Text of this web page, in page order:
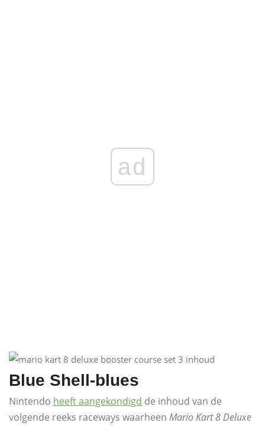
ad
Blue Shell-blues
Nintendo heeft aangekondigd de inhoud van de
volgende reeks raceways waarheen Mario Kart 8 Deluxe